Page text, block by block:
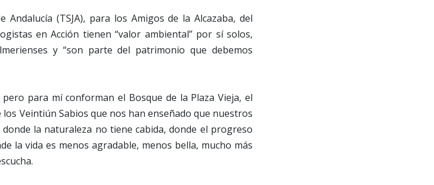
(TSJA), para los Amigos de la Alcazaba, del
en Acción tienen “valor ambiental” por sí solos,
y “son parte del patrimonio que debemos
para mí conforman el Bosque de la Plaza Vieja, el
Veintiún Sabios que nos han enseñado que nuestros
la naturaleza no tiene cabida, donde el progreso
la vida es menos agradable, menos bella, mucho más